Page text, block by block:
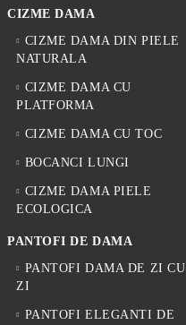
CIZME DAMA
CIZME DAMA DIN PIELE
NATURALA
CIZME DAMA CU
PLATFORMA
CIZME DAMA CU TOC
BOCANCI LUNGI
CIZME DAMA PIELE
ECOLOGICA
PANTOFI DE DAMA
PANTOFI DAMA DE ZI CU
ZI
PANTOFI ELEGANTI DE